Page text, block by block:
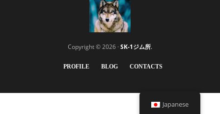
Copyright © 2026 ·SK-1ジム所.
PROFILE BLOG CONTACTS
Japanese